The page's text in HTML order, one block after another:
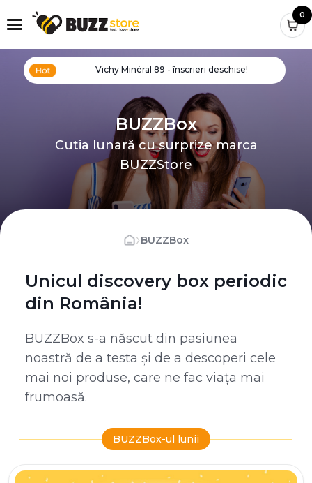
0
Vichy Minéral 89 - înscrieri deschise!
BUZZBox
Cutia lunară cu surprize marca
BUZZStore
›BUZZBox
Unicul discovery box periodic
din România!
BUZZBox s-a născut din pasiunea
noastră de a testa și de a descoperi cele
mai noi produse, care ne fac viața mai
frumoasă.
BUZZBox-ul lunii